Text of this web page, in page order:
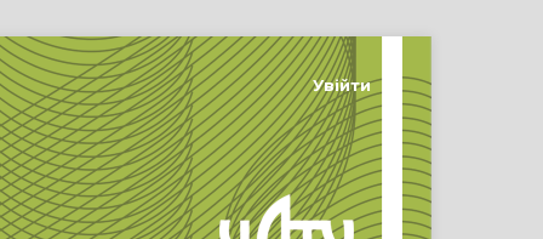
Увійти